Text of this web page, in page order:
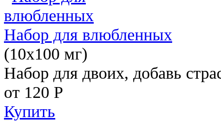
Набор для влюбленных
(10х100 мг)
Набор для двоих, добавь
от 120 Р
Купить